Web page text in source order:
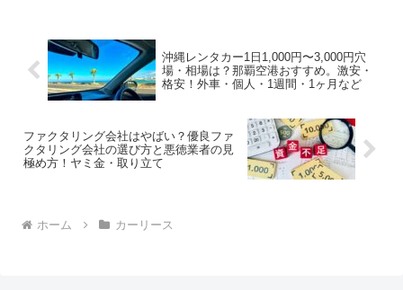
沖縄レンタカー1日1,000円〜3,000円穴
場・相場は？那覇空港おすすめ。激安・
格安！外車・個人・1週間・1ヶ月など
ファクタリング会社はやばい？優良ファ
クタリング会社の選び方と悪徳業者の見
極め方！ヤミ金・取り立て
ホーム カーリース